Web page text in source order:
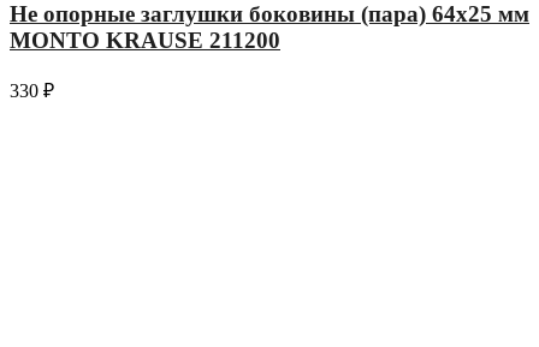
Не опорные заглушки боковины (пара) 64х25 мм
MONTO KRAUSE 211200
330 ₽